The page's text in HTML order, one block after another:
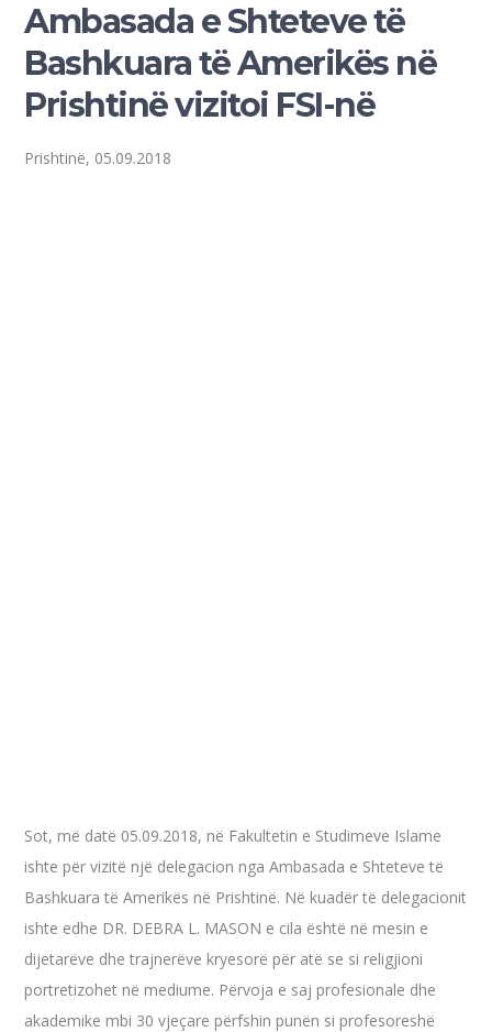
Ambasada e Shteteve të
Bashkuara të Amerikës në
Prishtinë vizitoi FSI-në
Prishtinë, 05.09.2018
Sot, më datë 05.09.2018, në Fakultetin e Studimeve Islame
ishte për vizitë një delegacion nga Ambasada e Shteteve të
Bashkuara të Amerikës në Prishtinë. Në kuadër të delegacionit
ishte edhe DR. DEBRA L. MASON e cila është në mesin e
dijetarëve dhe trajnerëve kryesorë për atë se si religjioni
portretizohet në mediume. Përvoja e saj profesionale dhe
akademike mbi 30 vjeçare përfshin punën si profesoreshë